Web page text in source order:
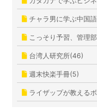
チャラ男に学ぶ中国
こっそり予習、管理
台湾人研究所(46)
週末快楽手冊(5)
ライザップが教える